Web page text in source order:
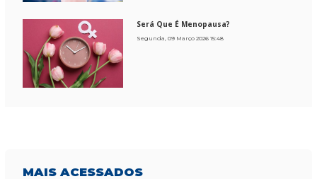
Será Que É Menopausa?
Segunda, 09 Março 2026 15:48
MAISACESSADOS